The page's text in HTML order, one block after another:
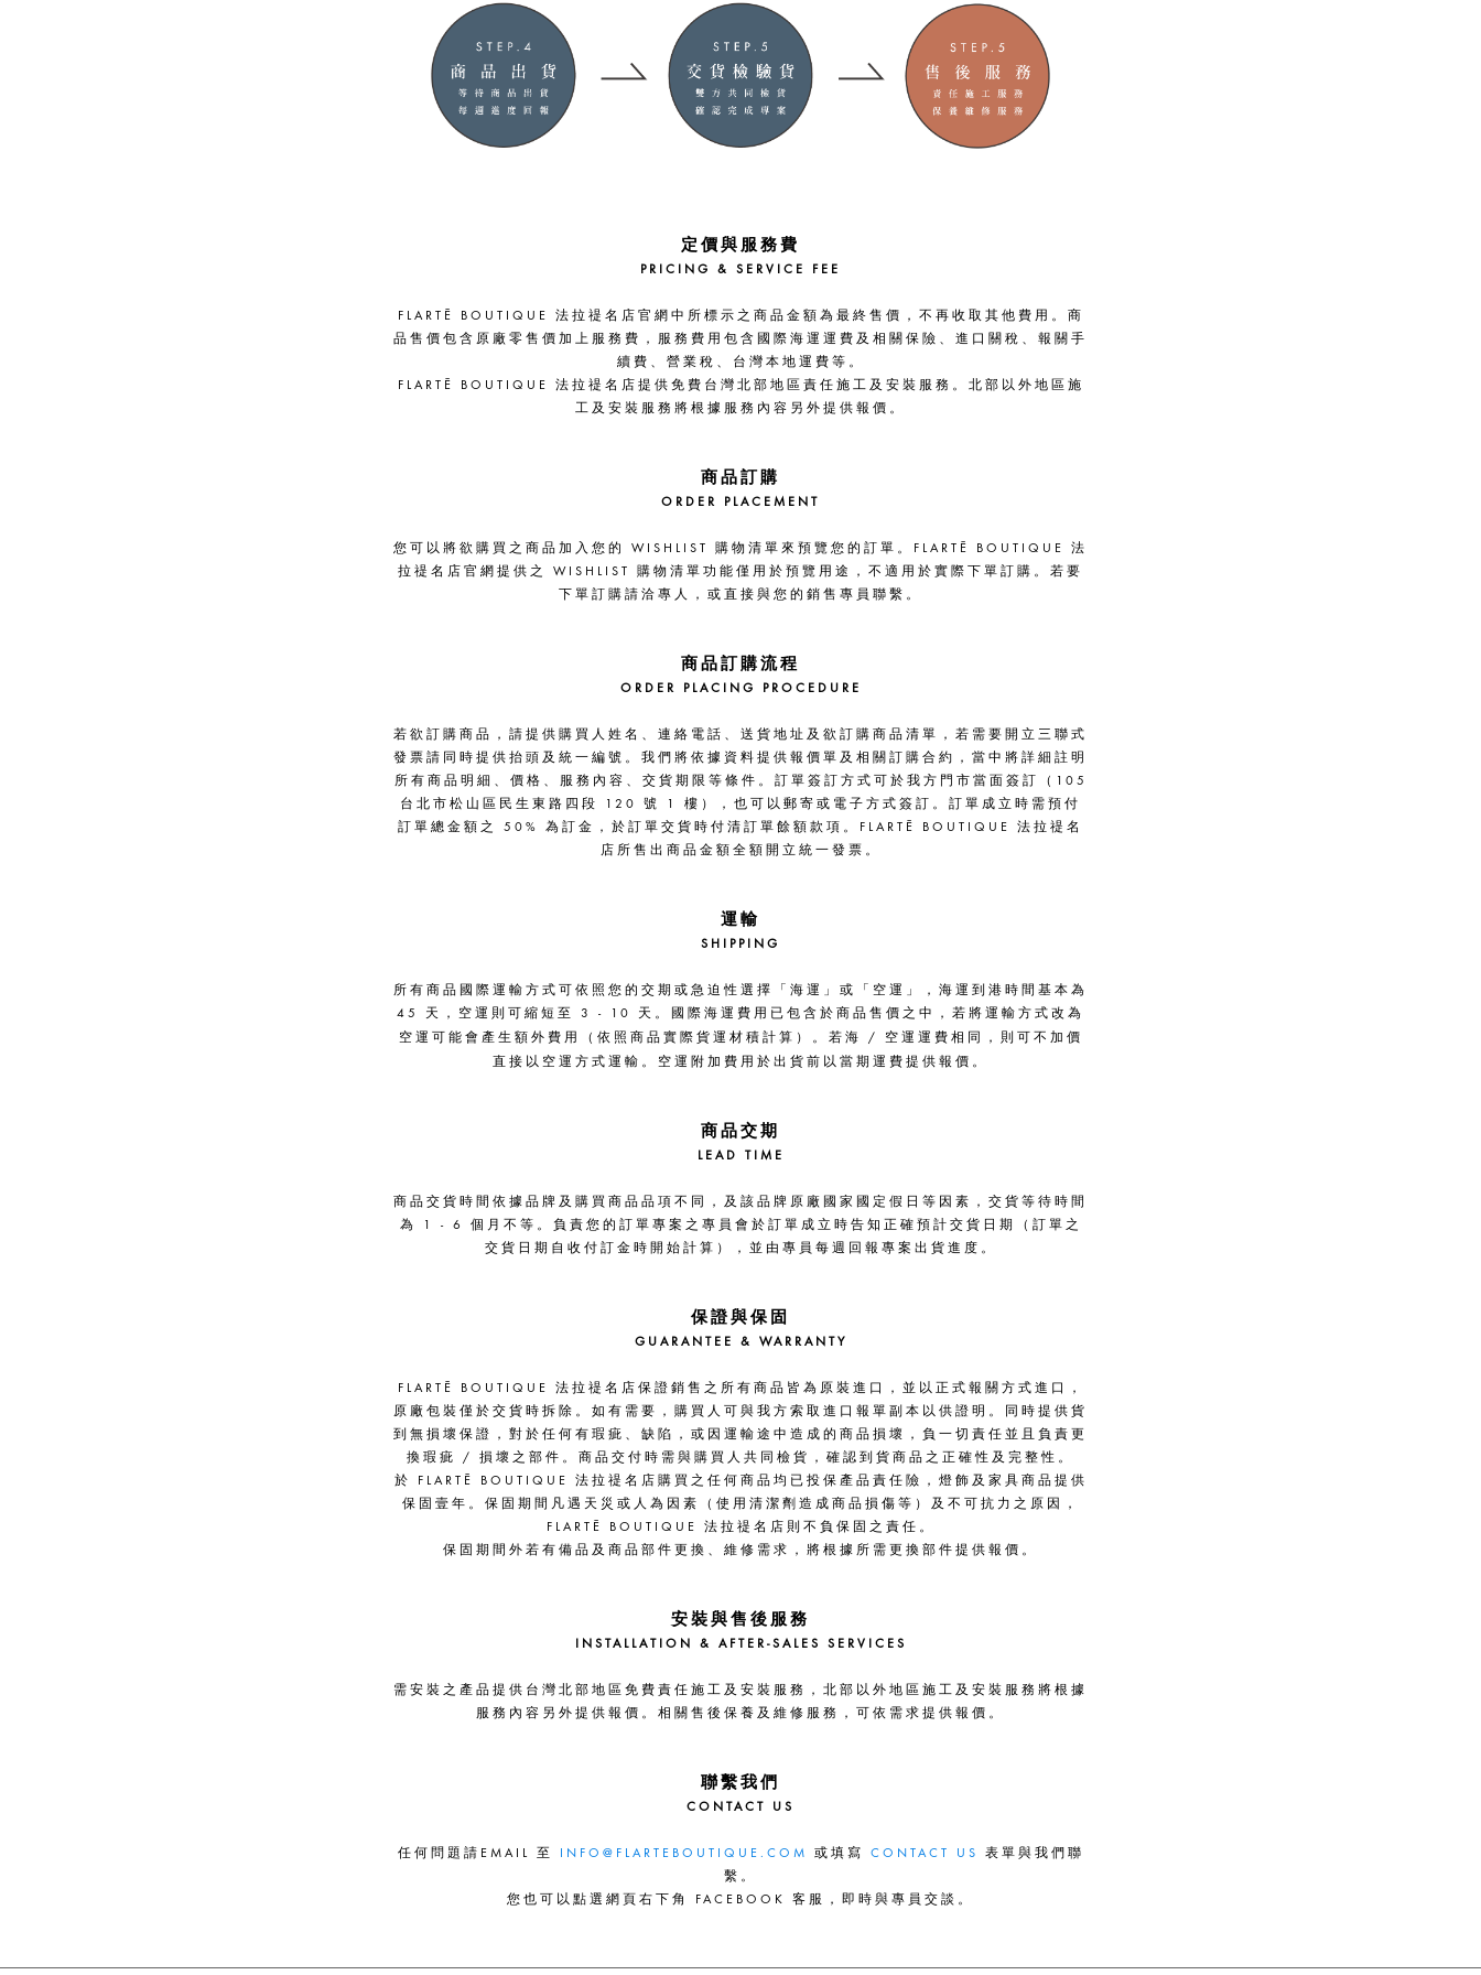
定價與服務費
PRICING & SERVICE FEE
FLARTĒ BOUTIQUE 法拉禔名店官網中所標示之商品金額為最終售價，不再收取其他費用。商
品售價包含原廠零售價加上服務費，服務費用包含國際海運運費及相關保險、進口關稅、報關手
續費、營業稅、台灣本地運費等。
FLARTĒ BOUTIQUE 法拉禔名店提供免費台灣北部地區責任施工及安裝服務。北部以外地區施
工及安裝服務將根據服務內容另外提供報價。
商品訂購
ORDER PLACEMENT
您可以將欲購買之商品加入您的 WISHLIST 購物清單來預覽您的訂單。FLARTĒ BOUTIQUE 法
拉禔名店官網提供之 WISHLIST 購物清單功能僅用於預覽用途，不適用於實際下單訂購。若要
下單訂購請洽專人，或直接與您的銷售專員聯繫。
商品訂購流程
ORDER PLACING PROCEDURE
若欲訂購商品，請提供購買人姓名、連絡電話、送貨地址及欲訂購商品清單，若需要開立三聯式
發票請同時提供抬頭及統一編號。我們將依據資料提供報價單及相關訂購合約，當中將詳細註明
所有商品明細、價格、服務內容、交貨期限等條件。 訂單簽訂方式可於我方門市當面簽訂（105
台北市松山區民生東路四段 120 號 1 樓），也可以郵寄或電子方式簽訂。 訂單成立時需預付
訂單總金額之 50% 為訂金，於訂單交貨時付清訂單餘額款項。FLARTĒ BOUTIQUE 法拉禔名
店所售出商品金額全額開立統一發票。
運輸
SHIPPING
所有商品國際運輸方式可依照您的交期或急迫性選擇「海運」或「空運」，海運到港時間基本為
45 天，空運則可縮短至 3 - 10 天。國際海運費用已包含於商品售價之中，若將運輸方式改為
空運可能會產生額外費用（依照商品實際貨運材積計算）。若海 /
空運運費相同，則可不加價
直接以空運方式運輸。空運附加費用於出貨前以當期運費提供報價。
商品交期
LEAD TIME
商品交貨時間依據品牌及購買商品品項不同，及該品牌原廠國家國定假日等因素，交貨等待時間
為 1 - 6 個月不等。負責您的訂單專案之專員會於訂單成立時告知正確預計交貨日期（訂單之
交貨日期自收付訂金時開始計算），並由專員每週回報專案出貨進度。
保證與保固
GUARANTEE & WARRANTY
FLARTĒ BOUTIQUE 法拉禔名店保證銷售之所有商品皆為原裝進口，並以正式報關方式進口，
原廠包裝僅於交貨時拆除。如有需要，購買人可與我方索取進口報單副本以供證明。同時提供貨
到無損壞保證，對於任何有瑕疵、缺陷，或因運輸途中造成的商品損壞，負一切責任並且負責更
換瑕疵 / 損壞之部件。商品交付時需與購買人共同檢貨，確認到貨商品之正確性及完整性。
於 FLARTĒ BOUTIQUE 法拉禔名店購買之任何商品均已投保產品責任險， 燈飾及家具商品提供
保固壹年。 保固期間凡遇天災或人為因素（使用清潔劑造成商品損傷等）及不可抗力之原因，
FLARTĒ BOUTIQUE 法拉禔名店則不負保固之責任。
保固期間外若有備品及商品部件更換、維修需求，將根據所需更換部件提供報價。
安裝與售後服務
INSTALLATION & AFTER-SALES SERVICES
需安裝之產品提供台灣北部地區免費責任施工及安裝服務，北部以外地區施工及安裝服務將根據
服務內容另外提供報價。相關售後保養及維修服務，可依需求提供報價。
聯繫我們
CONTACT US
任何問題請EMAIL 至 INFO@FLARTEBOUTIQUE.COM 或填寫 CONTACT US
表單與我們聯
繫。
您也可以點選網頁右下角 FACEBOOK 客服，即時與專員交談。